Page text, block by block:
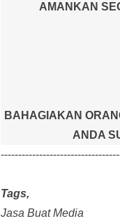
AMANKAN
BAHAGIAKAN
ANDA
Tags,
Jasa Buat Media